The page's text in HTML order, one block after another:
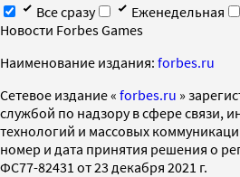
Все сразу
Еженедельная
Новости Forbes Games
Наименование издания: forbes.ru
Cетевое издание « forbes.ru »
службой по надзору в сфере связи,
технологий и массовых
номер и дата принятия решения о
ФС77-82431 от 23 декабря 2021 г.